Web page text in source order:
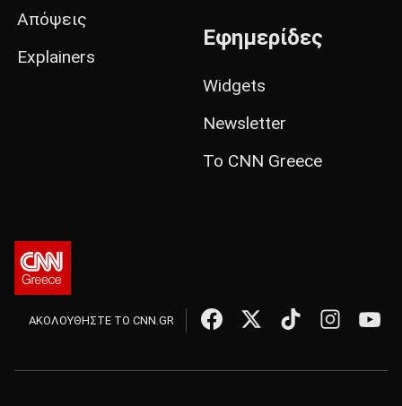
Απόψεις
Explainers
Εφημερίδες
Widgets
Newsletter
Το CNN Greece
ΑΚΟΛΟΥΘΗΣΤΕ ΤΟ CNN.GR